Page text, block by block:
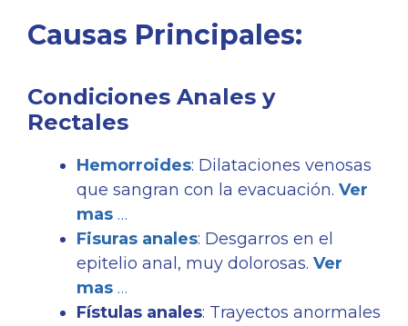
Causas Principales:
Condiciones Anales y
Rectales
Hemorroides: Dilataciones venosas
que sangran con la evacuación. Ver
mas …
Fisuras anales: Desgarros en el
epitelio anal, muy dolorosas. Ver
mas …
Fístulas anales: Trayectos anormales